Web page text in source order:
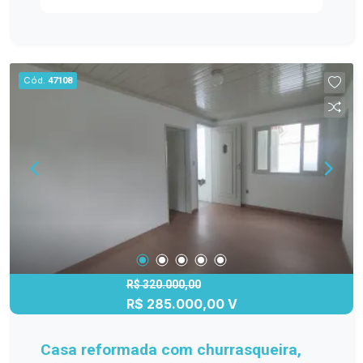
e banheiro de apoio; Garagem para 2 carros, com
espaço para acomodar mais 2 veículos. Piso
dormitórios + 1 escritório); 2 dos dormitórios
com sacada privativa. Terreno com 7,50 x 29,90
Área construida de aproximadamente 225,00m²
Características adicionais: Posição solar norte,
garantindo ambientes bem iluminados e arejados;
Bairro tranquilo e com alta valorização. Entre em
contato conosco e agende sua visita.
Cód. 47108
R$ 320.000,00
R$ 285.000,00 V
Casa reformada com churrasqueira,